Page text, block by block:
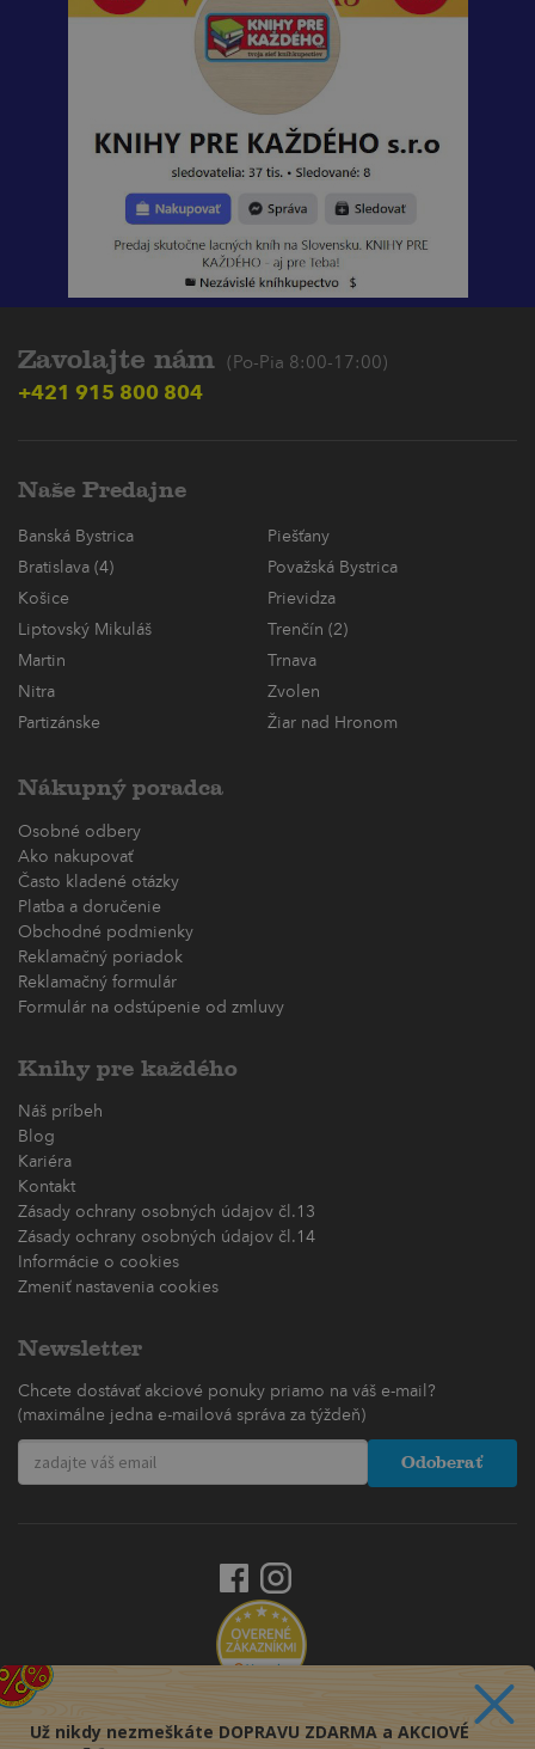
Zavolajte nám (Po-Pia 8:00-17:00)
+421 915 800 804
Naše Predajne
Banská Bystrica
Piešťany
Bratislava (4)
Považská Bystrica
Košice
Prievidza
Liptovský Mikuláš
Trenčín (2)
Martin
Trnava
Nitra
Zvolen
Partizánske
Žiar nad Hronom
Nákupný poradca
Osobné odbery
Ako nakupovať
Často kladené otázky
Platba a doručenie
Obchodné podmienky
Reklamačný poriadok
Reklamačný formulár
Formulár na odstúpenie od zmluvy
Knihy pre každého
Náš príbeh
Blog
Kariéra
Kontakt
Zásady ochrany osobných údajov čl.13
Zásady ochrany osobných údajov čl.14
Informácie o cookies
Zmeniť nastavenia cookies
Newsletter
Chcete dostávať akciové ponuky priamo na váš e-mail?
(maximálne jedna e-mailová správa za týždeň)
Odoberať
Už nikdy nezmeškáte DOPRAVU ZDARMA a AKCIOVÉ